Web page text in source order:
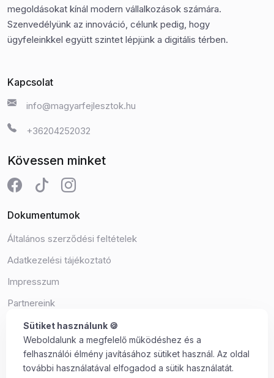
megoldásokat kínál modern vállalkozások számára.
Szenvedélyünk az innováció, célunk pedig, hogy
ügyfeleinkkel együtt szintet lépjünk a digitális térben.
Kapcsolat
info@magyarfejlesztok.hu
+36204252032
Kövessen minket
Dokumentumok
Általános szerződési feltételek
Adatkezelési tájékoztató
Impresszum
Partnereink
Süti beállítások
Sütiket használunk 🍪
Weboldalunk a megfelelő működéshez és a
felhasználói élmény javításához sütiket használ. Az oldal
további használatával elfogadod a sütik használatát.